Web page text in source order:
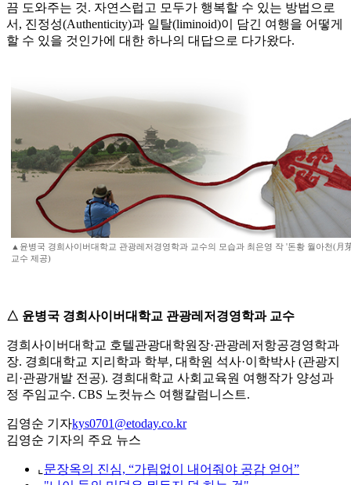
끔 도와주는 것. 자연스럽고 모두가 행복할 수 있는 방법으로
서, 진정성(Authenticity)과 일탈(liminoid)이 담긴 여행을 어떻게
할 수 있을 것인가에 대한 하나의 대답으로 다가왔다.
▲윤병국 경희사이버대학교 관광레저경영학과 교수의 모습과 최은영 작 '돈황 월아천(月
교수 제공)
△ 윤병국 경희사이버대학교 관광레저경영학과 교수
경희사이버대학교 호텔관광대학원장·관광레저항공경영학과
장. 경희대학교 지리학과 학부, 대학원 석사·이학박사 (관광지
리·관광개발 전공). 경희대학교 사회교육원 여행작가 양성과
정 주임교수. CBS 노컷뉴스 여행칼럼니스트.
김영순 기자kys0701@etoday.co.kr
김영순 기자의 주요 뉴스
⌞ 문장옥의 진심, “가림없이 내어줘야 공감 얻어”